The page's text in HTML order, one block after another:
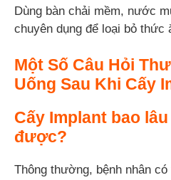
Dùng bàn chải mềm, nước
chuyên dụng để loại bỏ thức
Một Số Câu Hỏi
Uống Sau Khi Cấy
Cấy Implant bao
được?
Thông thường, bệnh nhân